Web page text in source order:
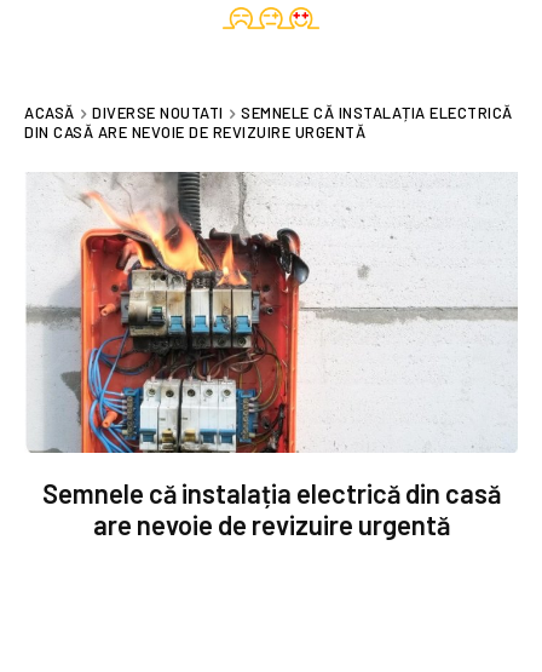
ACASĂ DIVERSE NOUTATI
SEMNELE CĂ INSTALAȚIA ELECTRICĂ
DIN CASĂ ARE NEVOIE DE REVIZUIRE URGENTĂ
Semnele că instalația electrică din casă
are nevoie de revizuire urgentă